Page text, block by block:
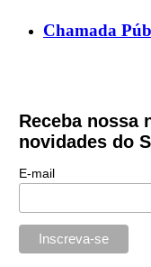
Chamada
Receba nossa
novidades do
E-mail